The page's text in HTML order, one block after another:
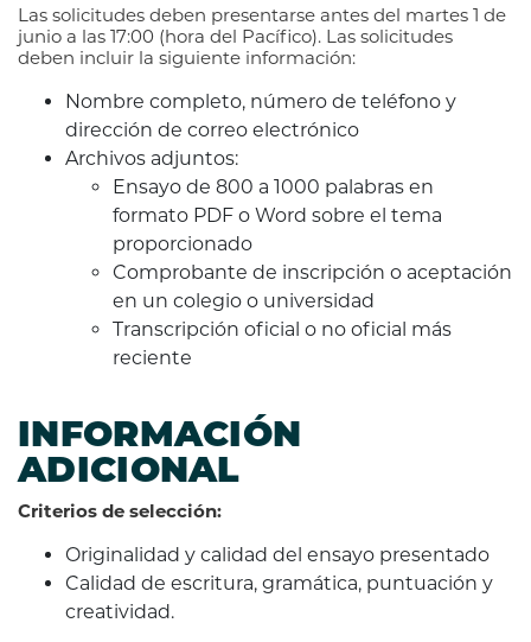
Las solicitudes deben presentarse antes del martes 1 de
junio a las 17:00 (hora del Pacífico). Las solicitudes
deben incluir la siguiente información:
Nombre completo, número de teléfono y
dirección de correo electrónico
Archivos adjuntos:
Ensayo de 800 a 1000 palabras en
formato PDF o Word sobre el tema
proporcionado
Comprobante de inscripción o aceptación
en un colegio o universidad
Transcripción oficial o no oficial más
reciente
INFORMACIÓN
ADICIONAL
Criterios de selección:
Originalidad y calidad del ensayo presentado
Calidad de escritura, gramática, puntuación y
creatividad.